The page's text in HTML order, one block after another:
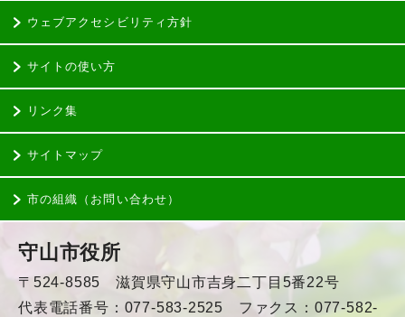
ウェブアクセシビリティ方針
サイトの使い方
リンク集
サイトマップ
市の組織（お問い合わせ）
守山市役所
〒524-8585 滋賀県守山市吉身二丁目5番22号
代表電話番号：077-583-2525 ファクス：077-582-